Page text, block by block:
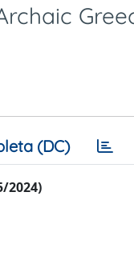
(DC)
2024)